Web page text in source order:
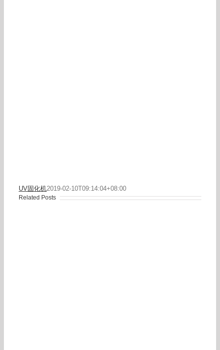
UV固化机2019-02-10T09:14:04+08:00
Related Posts